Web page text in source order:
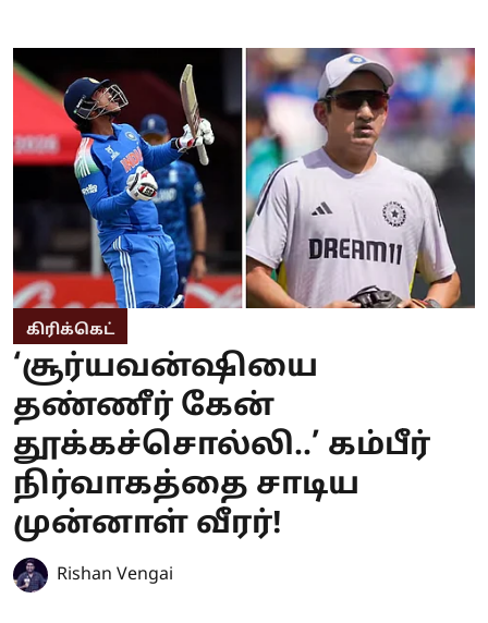
கிரிக்கெட்
‘சூர்யவன்ஷியை
தண்ணீர் கேன்
தூக்கச்சொல்லி..’ கம்பீர்
நிர்வாகத்தை சாடிய
முன்னாள் வீரர்!
Rishan Vengai